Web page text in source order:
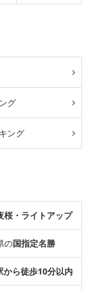
グ
ング
桜・ライトアップ
の国指定名勝
から徒歩10分以内